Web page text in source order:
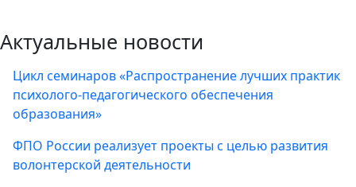
Актуальные новости
Цикл семинаров «Распространение лучших практик
психолого-педагогического обеспечения
образования»
ФПО России реализует проекты с целью развития
волонтерской деятельности